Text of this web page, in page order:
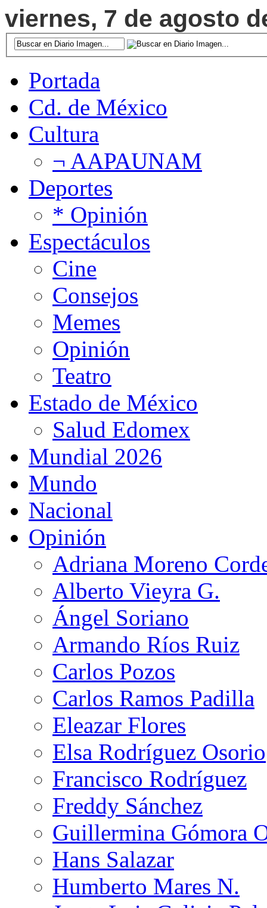
viernes, 7 de agosto
Portada
Cd. de México
Cultura
¬ AAPAUNAM
Deportes
* Opinión
Espectáculos
Cine
Consejos
Memes
Opinión
Teatro
Estado de México
Salud Edomex
Mundial 2026
Mundo
Nacional
Opinión
Adriana Moreno
Alberto Vieyra G.
Ángel Soriano
Armando Ríos Ruiz
Carlos Pozos
Carlos Ramos Padilla
Eleazar Flores
Elsa Rodríguez Osorio
Francisco Rodríguez
Freddy Sánchez
Guillermina Gómora
Hans Salazar
Humberto Mares N.